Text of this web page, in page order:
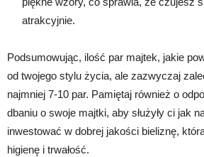
atrakcyjnie.
Podsumowując, ilość par majtek, jakie
od twojego stylu życia, ale zazwyczaj
najmniej 7-10 par. Pamiętaj również o
dbaniu o swoje majtki, aby służyły ci jak
inwestować w dobrej jakości bieliznę,
higienę i trwałość.